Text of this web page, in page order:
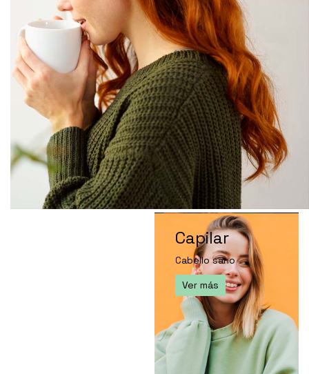
Capilar
Cabello sano
Ver más